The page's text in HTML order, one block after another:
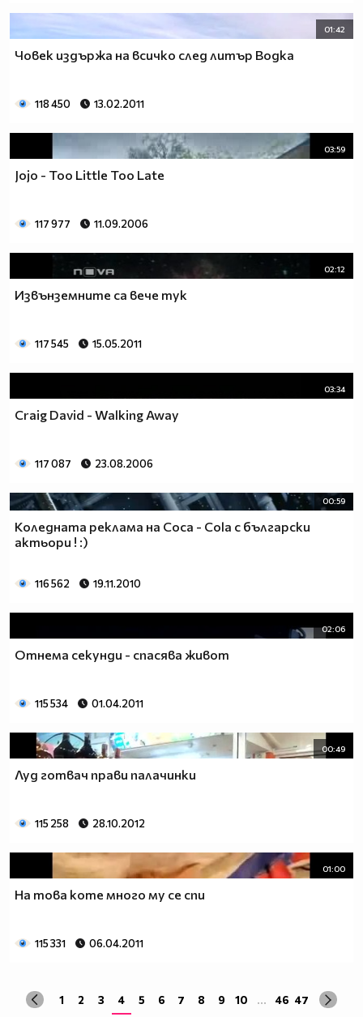
01:42
Човек издържа на всичко след литър Водка
118 450 13.02.2011
03:59
Jojo - Too Little Too Late
117 977 11.09.2006
02:12
Извънземните са вече тук
117 545 15.05.2011
03:34
Craig David - Walking Away
117 087 23.08.2006
00:59
Коледната реклама на Coca - Cola с български
актьори ! :)
116 562 19.11.2010
02:06
Отнема секунди - спасява живот
115 534 01.04.2011
00:49
Луд готвач прави палачинки
115 258 28.10.2012
01:00
На това коте много му се спи
115 331 06.04.2011
1 2 3 4 5 6 7 8 9 10 ... 46 47